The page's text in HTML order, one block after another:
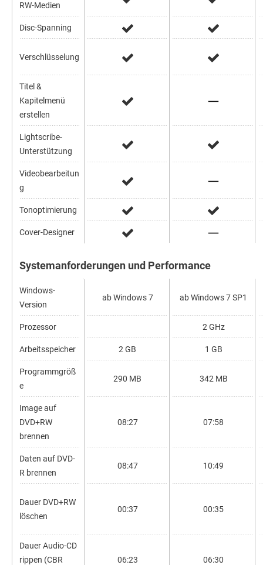
RW-Medien
Disc-Spanning
Verschlüsselung
Titel &
Kapitelmenü
erstellen
Lightscribe-
Unterstützung
Videobearbeitun
g
Tonoptimierung
Cover-Designer
Systemanforderungen und Performance
Windows-
Version
Prozessor
Arbeitsspeicher
Programmgröß
e
Image auf
DVD+RW
brennen
Daten auf DVD-
R brennen
Dauer DVD+RW
löschen
Dauer Audio-CD
rippen (CBR
ab Windows 7
2 GB
290 MB
08:27
08:47
00:37
06:23
ab Windows 7 SP1
2 GHz
1 GB
342 MB
07:58
10:49
00:35
06:30